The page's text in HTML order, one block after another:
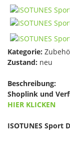
Kategorie:
Zustand: neu
Beschreibung:
Shoplink und
HIER KLICKEN
ISOTUNES Sport